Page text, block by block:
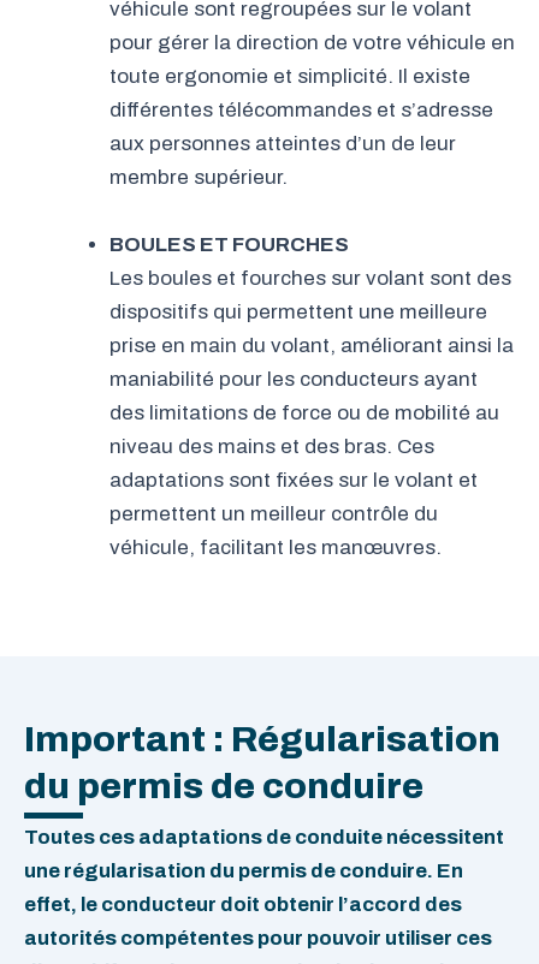
véhicule sont regroupées sur le volant
pour gérer la direction de votre véhicule en
toute ergonomie et simplicité. Il existe
différentes télécommandes et s’adresse
aux personnes atteintes d’un de leur
membre supérieur.
BOULES ET FOURCHES
Les boules et fourches sur volant sont des
dispositifs qui permettent une meilleure
prise en main du volant, améliorant ainsi la
maniabilité pour les conducteurs ayant
des limitations de force ou de mobilité au
niveau des mains et des bras. Ces
adaptations sont fixées sur le volant et
permettent un meilleur contrôle du
véhicule, facilitant les manœuvres.
Important : Régularisation
du permis de conduire
Toutes ces adaptations de conduite nécessitent
une régularisation du permis de conduire. En
effet, le conducteur doit obtenir l’accord des
autorités compétentes pour pouvoir utiliser ces